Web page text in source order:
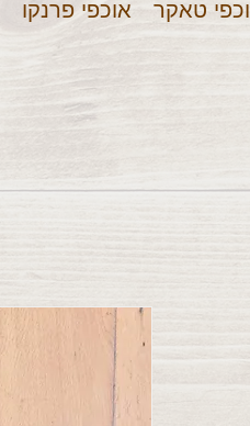
טאקר אוכפי פרנקו